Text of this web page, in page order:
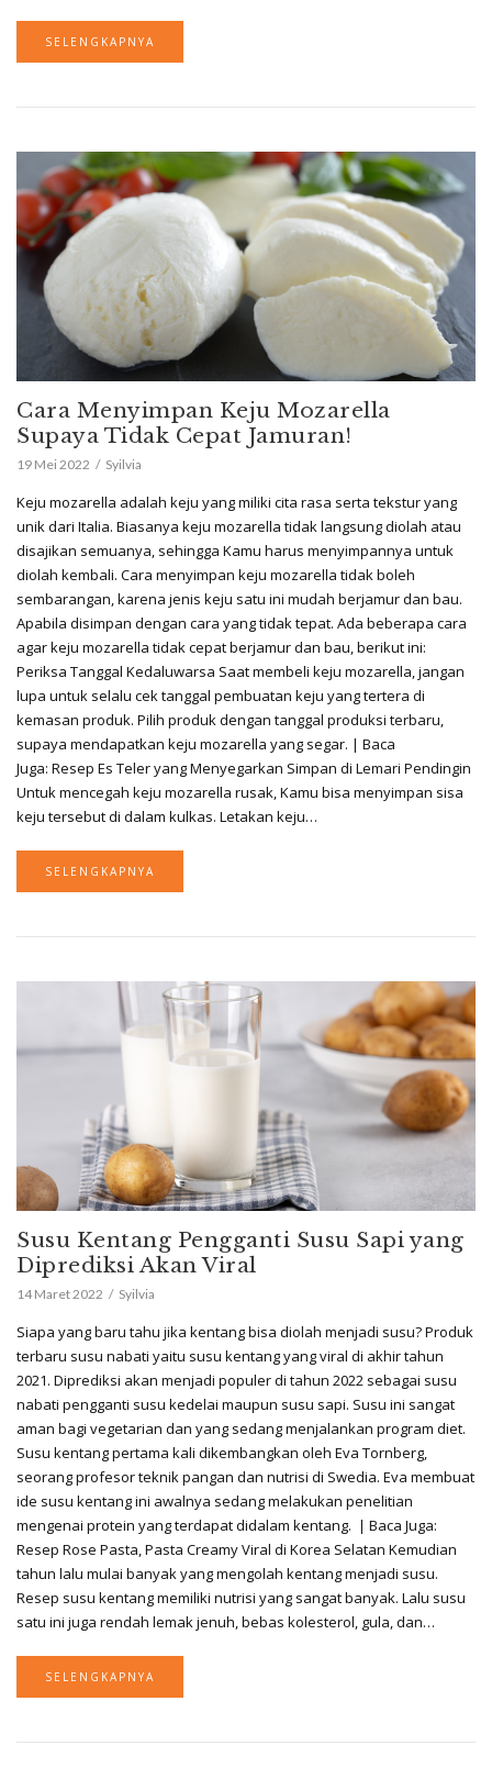
SELENGKAPNYA
Cara Menyimpan Keju Mozarella
Supaya Tidak Cepat Jamuran!
19 Mei 2022 Syilvia
Keju mozarella adalah keju yang miliki cita rasa serta tekstur yang
unik dari Italia. Biasanya keju mozarella tidak langsung diolah atau
disajikan semuanya, sehingga Kamu harus menyimpannya untuk
diolah kembali. Cara menyimpan keju mozarella tidak boleh
sembarangan, karena jenis keju satu ini mudah berjamur dan bau.
Apabila disimpan dengan cara yang tidak tepat. Ada beberapa cara
agar keju mozarella tidak cepat berjamur dan bau, berikut ini:
Periksa Tanggal Kedaluwarsa Saat membeli keju mozarella, jangan
lupa untuk selalu cek tanggal pembuatan keju yang tertera di
kemasan produk. Pilih produk dengan tanggal produksi terbaru,
supaya mendapatkan keju mozarella yang segar. | Baca
Juga: Resep Es Teler yang Menyegarkan Simpan di Lemari Pendingin
Untuk mencegah keju mozarella rusak, Kamu bisa menyimpan sisa
keju tersebut di dalam kulkas. Letakan keju…
SELENGKAPNYA
Susu Kentang Pengganti Susu Sapi yang
Diprediksi Akan Viral
14 Maret 2022 Syilvia
Siapa yang baru tahu jika kentang bisa diolah menjadi susu? Produk
terbaru susu nabati yaitu susu kentang yang viral di akhir tahun
2021. Diprediksi akan menjadi populer di tahun 2022 sebagai susu
nabati pengganti susu kedelai maupun susu sapi. Susu ini sangat
aman bagi vegetarian dan yang sedang menjalankan program diet.
Susu kentang pertama kali dikembangkan oleh Eva Tornberg,
seorang profesor teknik pangan dan nutrisi di Swedia. Eva membuat
ide susu kentang ini awalnya sedang melakukan penelitian
mengenai protein yang terdapat didalam kentang. | Baca Juga:
Resep Rose Pasta, Pasta Creamy Viral di Korea Selatan Kemudian
tahun lalu mulai banyak yang mengolah kentang menjadi susu.
Resep susu kentang memiliki nutrisi yang sangat banyak. Lalu susu
satu ini juga rendah lemak jenuh, bebas kolesterol, gula, dan…
SELENGKAPNYA